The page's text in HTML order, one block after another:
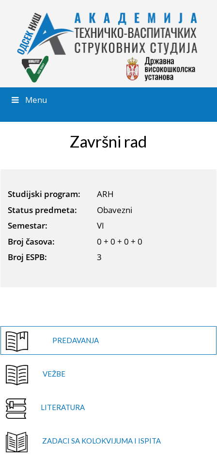
Menu
Završni rad
Studijski program:
ARH
Status predmeta:
Obavezni
Semestar:
VI
Broj časova:
0 + 0 + 0 + 0
Broj ESPB:
3
PREDAVANJA
VEŽBE
LITERATURA
ZADACI SA KOLOKVIJUMA I ISPITA